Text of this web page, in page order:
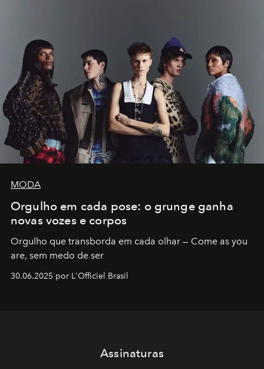
MODA
Orgulho em cada pose: o grunge ganha
novas vozes e corpos
Orgulho que transborda em cada olhar — Come as you
are, sem medo de ser
30.06.2025 por L'Officiel Brasil
Assinaturas